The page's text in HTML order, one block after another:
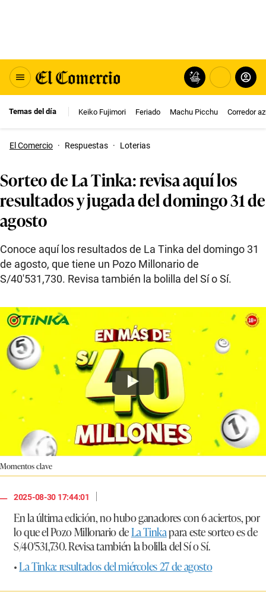
Temas del día Keiko Fujimori Feriado Machu Picchu Corredor
El Comercio · Respuestas · Loterias
Sorteo de La Tinka: revisa aquí los
resultados y jugada del domingo 31 de
agosto
Conoce aquí los resultados de La Tinka del domingo 31
de agosto, que tiene un Pozo Millonario de
S/40′531,730. Revisa también la bolilla del Sí o Sí.
Momentos clave
2025-08-30 17:44:01
|
En la última edición, no hubo ganadores con 6 aciertos, por
lo que el Pozo Millonario deLa Tinkapara este sorteo es de
S/40′531,730. Revisa también la bolilla del Sí o Sí.
•La Tinka: resultados del miércoles 27 de agosto